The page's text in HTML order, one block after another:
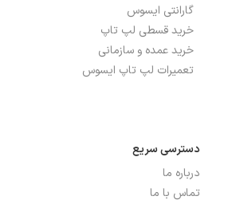
پورت HDMI
پورت USB TYPE-C
توضیحات باتری
گارانتی ایسوس
خرید قسطی لپ تاپ
خرید عمده و سازمانی
تعمیرات لپ تاپ ایسوس
دسترسی سریع
درباره ما
تماس با ما